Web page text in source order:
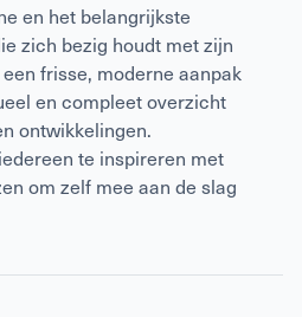
en het belangrijkste
zich bezig houdt met zijn
frisse, moderne aanpak
en compleet overzicht
ontwikkelingen.
te inspireren met
om zelf mee aan de slag